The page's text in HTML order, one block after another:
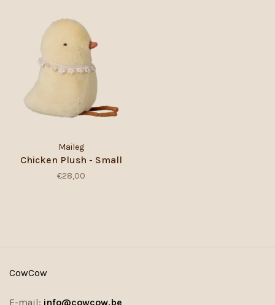
Maileg
Chicken Plush - Small
€28,00
CowCow
E-mail: info@cowcow.be